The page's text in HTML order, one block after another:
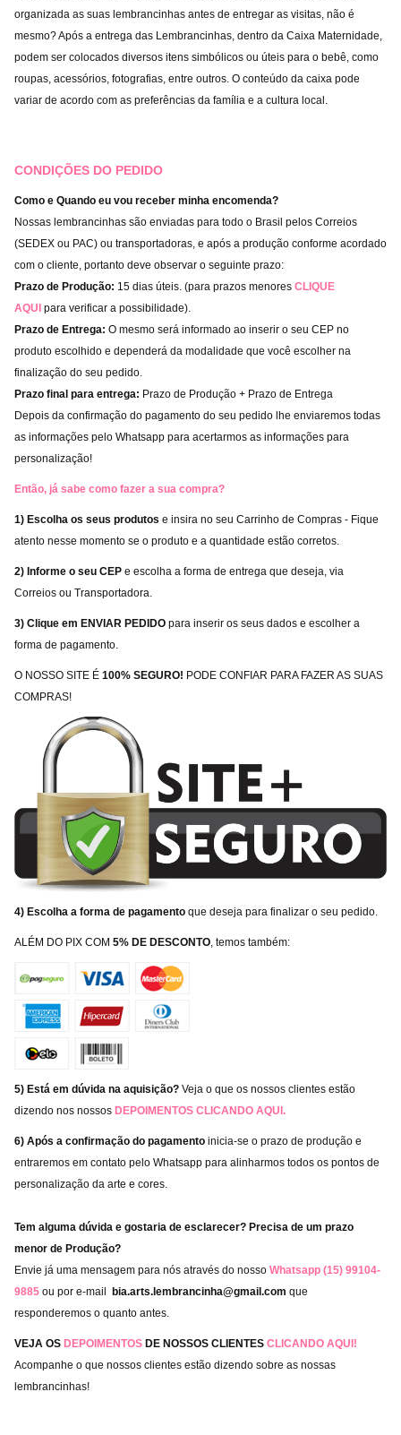
organizada as suas lembrancinhas antes de entregar as visitas, não é
mesmo? Após a entrega das Lembrancinhas, dentro da Caixa Maternidade,
podem ser colocados diversos itens simbólicos ou úteis para o bebê, como
roupas, acessórios, fotografias, entre outros. O conteúdo da caixa pode
variar de acordo com as preferências da família e a cultura local.
CONDIÇÕES DO PEDIDO
Como e Quando eu vou receber minha encomenda?
Nossas lembrancinhas são enviadas para todo o Brasil pelos Correios
(SEDEX ou PAC) ou transportadoras, e após a produção conforme acordado
com o cliente, portanto deve observar o seguinte prazo:
Prazo de Produção: 15 dias úteis. (para prazos menores CLIQUE
AQUI para verificar a possibilidade).
Prazo de Entrega: O mesmo será informado ao inserir o seu CEP no
produto escolhido e dependerá da modalidade que você escolher na
finalização do seu pedido.
Prazo final para entrega: Prazo de Produção + Prazo de Entrega
Depois da confirmação do pagamento do seu pedido lhe enviaremos todas
as informações pelo Whatsapp para acertarmos as informações para
personalização!
Então, já sabe como fazer a sua compra?
1) Escolha os seus produtos e insira no seu Carrinho de Compras - Fique
atento nesse momento se o produto e a quantidade estão corretos.
2) Informe o seu CEP e escolha a forma de entrega que deseja, via
Correios ou Transportadora.
3) Clique em ENVIAR PEDIDO para inserir os seus dados e escolher a
forma de pagamento.
O NOSSO SITE É 100% SEGURO! PODE CONFIAR PARA FAZER AS SUAS
COMPRAS!
4) Escolha a forma de pagamento que deseja para finalizar o seu pedido.
ALÉM DO PIX COM 5% DE DESCONTO, temos também:
5) Está em dúvida na aquisição? Veja o que os nossos clientes estão
dizendo nos nossos DEPOIMENTOS CLICANDO AQUI .
6) Após a confirmação do pagamento inicia-se o prazo de produção e
entraremos em contato pelo Whatsapp para alinharmos todos os pontos de
personalização da arte e cores.
Tem alguma dúvida e gostaria de esclarecer? Precisa de um prazo
menor de Produção?
Envie já uma mensagem para nós através do nosso Whatsapp (15) 99104-
9885 ou por e-mail bia.arts.lembrancinha@gmail.com que
responderemos o quanto antes.
VEJA OS DEPOIMENTOS DE NOSSOS CLIENTES CLICANDO AQUI!
Acompanhe o que nossos clientes estão dizendo sobre as nossas
lembrancinhas!